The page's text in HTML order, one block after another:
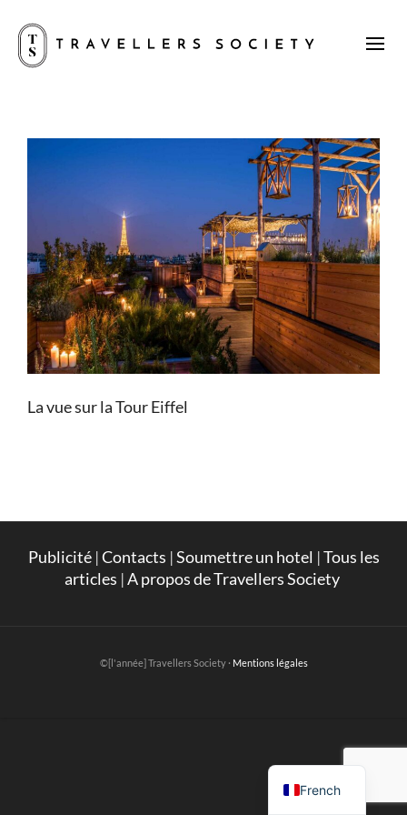
La vue sur la Tour Eiffel
Publicité|Contacts |Soumettre un hotel |Tous les
articles |A propos de Travellers Society
©[l'année] Travellers Society · Mentions légales
French